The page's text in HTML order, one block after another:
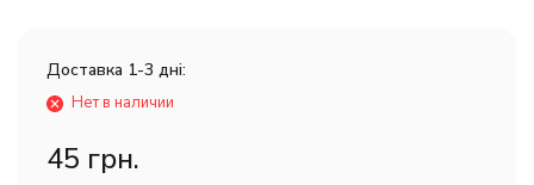
Доставка 1-3 дні:
Нет в наличии
45 грн.